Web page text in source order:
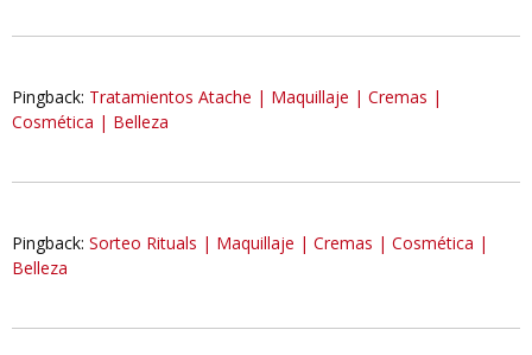
Pingback: Tratamientos Atache | Maquillaje | Cremas |
Cosmética | Belleza
Pingback: Sorteo Rituals | Maquillaje | Cremas | Cosmética |
Belleza